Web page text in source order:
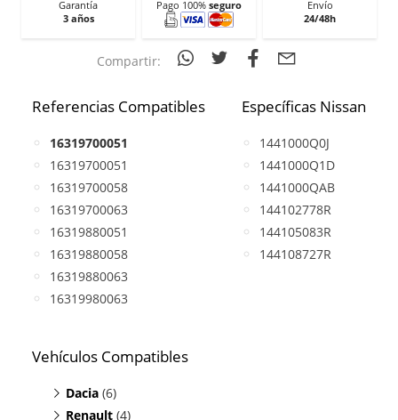
Garantía
3 años
Pago 100% seguro
Envío
24/48h
Compartir:
Referencias Compatibles
16319700051
16319700051
16319700058
16319700063
16319880051
16319880058
16319880063
16319980063
Específicas Nissan
1441000Q0J
1441000Q1D
1441000QAB
144102778R
144105083R
144108727R
Vehículos Compatibles
Dacia (6)
Duster 1.0
Renault (4)